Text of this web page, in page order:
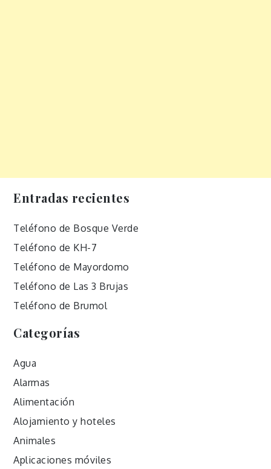
Entradas recientes
Teléfono de Bosque Verde
Teléfono de KH-7
Teléfono de Mayordomo
Teléfono de Las 3 Brujas
Teléfono de Brumol
Categorías
Agua
Alarmas
Alimentación
Alojamiento y hoteles
Animales
Aplicaciones móviles